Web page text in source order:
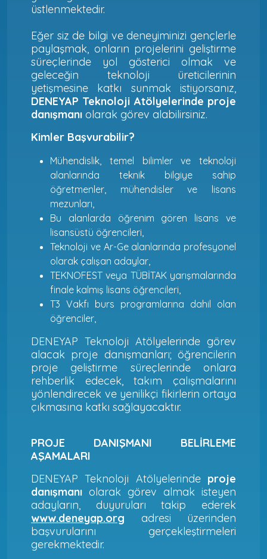
üstlenmektedir.
Eğer siz de bilgi ve deneyiminizi gençlerle
paylaşmak, onların projelerini geliştirme
süreçlerinde yol gösterici olmak ve
geleceğin teknoloji üreticilerinin
yetişmesine katkı sunmak istiyorsanız,
DENEYAP Teknoloji Atölyelerinde proje
danışmanı olarak görev alabilirsiniz.
Kimler Başvurabilir?
Mühendislik, temel bilimler ve teknoloji
alanlarında teknik bilgiye sahip
öğretmenler, mühendisler ve lisans
mezunları,
Bu alanlarda öğrenim gören lisans ve
lisansüstü öğrencileri,
Teknoloji ve Ar-Ge alanlarında profesyonel
olarak çalışan adaylar,
TEKNOFEST veya TÜBİTAK yarışmalarında
finale kalmış lisans öğrencileri,
T3 Vakfı burs programlarına dahil olan
öğrenciler,
DENEYAP Teknoloji Atölyelerinde görev
alacak proje danışmanları; öğrencilerin
proje geliştirme süreçlerinde onlara
rehberlik edecek, takım çalışmalarını
yönlendirecek ve yenilikçi fikirlerin ortaya
çıkmasına katkı sağlayacaktır.
PROJE DANIŞMANI BELİRLEME
AŞAMALARI
DENEYAP Teknoloji Atölyelerinde proje
danışmanı olarak görev almak isteyen
adayların, duyuruları takip ederek
www.deneyap.org adresi üzerinden
başvurularını gerçekleştirmeleri
gerekmektedir.